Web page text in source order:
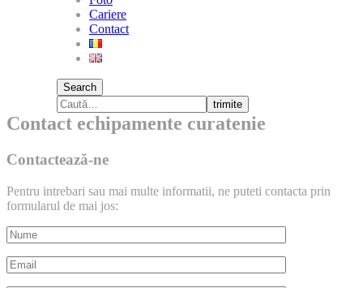
Cariere
Contact
Search
trimite
Contact echipamente curatenie
Contactează-ne
Pentru intrebari sau mai multe informatii, ne puteti contacta prin
formularul de mai jos: